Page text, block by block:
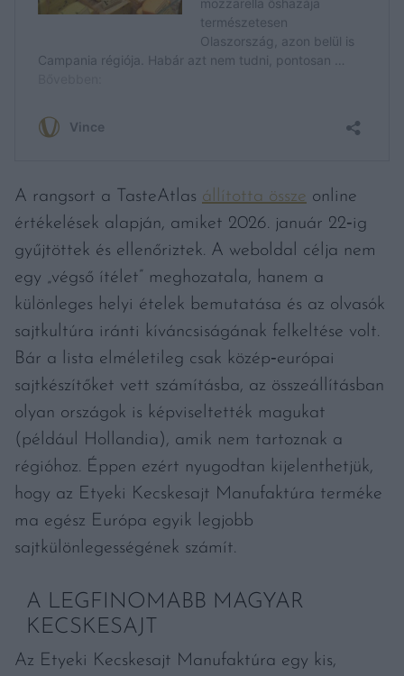
A rangsort a TasteAtlas állította össze online
értékelések alapján, amiket 2026. január 22‑ig
gyűjtöttek és ellenőriztek. A weboldal célja nem
egy „végső ítélet” meghozatala, hanem a
különleges helyi ételek bemutatása és az olvasók
sajtkultúra iránti kíváncsiságának felkeltése volt.
Bár a lista elméletileg csak közép‑európai
sajtkészítőket vett számításba, az összeállításban
olyan országok is képviseltették magukat
(például Hollandia), amik nem tartoznak a
régióhoz. Éppen ezért nyugodtan kijelenthetjük,
hogy az Etyeki Kecskesajt Manufaktúra terméke
ma egész Európa egyik legjobb
sajtkülönlegességének számít.
A LEGFINOMABB MAGYAR
KECSKESAJT
Az Etyeki Kecskesajt Manufaktúra egy kis,